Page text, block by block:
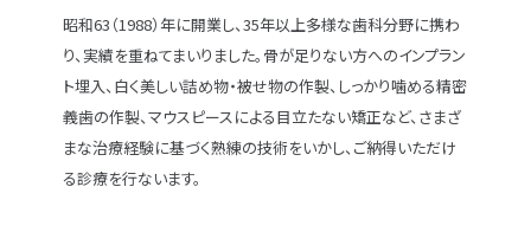
昭和63（1988）年に開業し、35年以上多様な歯科分野に携わ
り、実績を重ねてまいりました。骨が足りない方へのインプラン
ト埋入、白く美しい詰め物・被せ物の作製、しっかり噛める精密
義歯の作製、マウスピースによる目立たない矯正など、さまざ
まな治療経験に基づく熟練の技術をいかし、ご納得いただけ
る診療を行ないます。